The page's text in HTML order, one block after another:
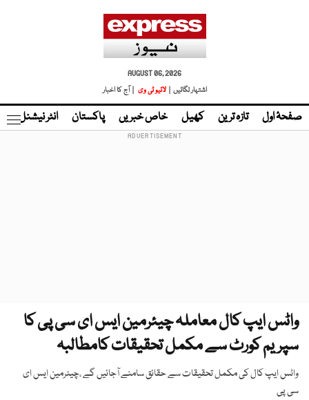
AUGUST 06, 2026
اشتہار لگائیں |
لائیو ٹی وی | آج کا اخبار
صفحۂ اول تازہ ترین کھیل خاص خبریں پاکستان انٹر نیشنل
واٹس ایپ کال معاملہ چیئرمین ایس ای سی پی کا
سپریم کورٹ سے مکمل تحقیقات کامطالبہ
واٹس ایپ کال کی مکمل تحقیقات سے حقائق سامنے آجائیں گے ،چیئرمین ایس ای
سی پی